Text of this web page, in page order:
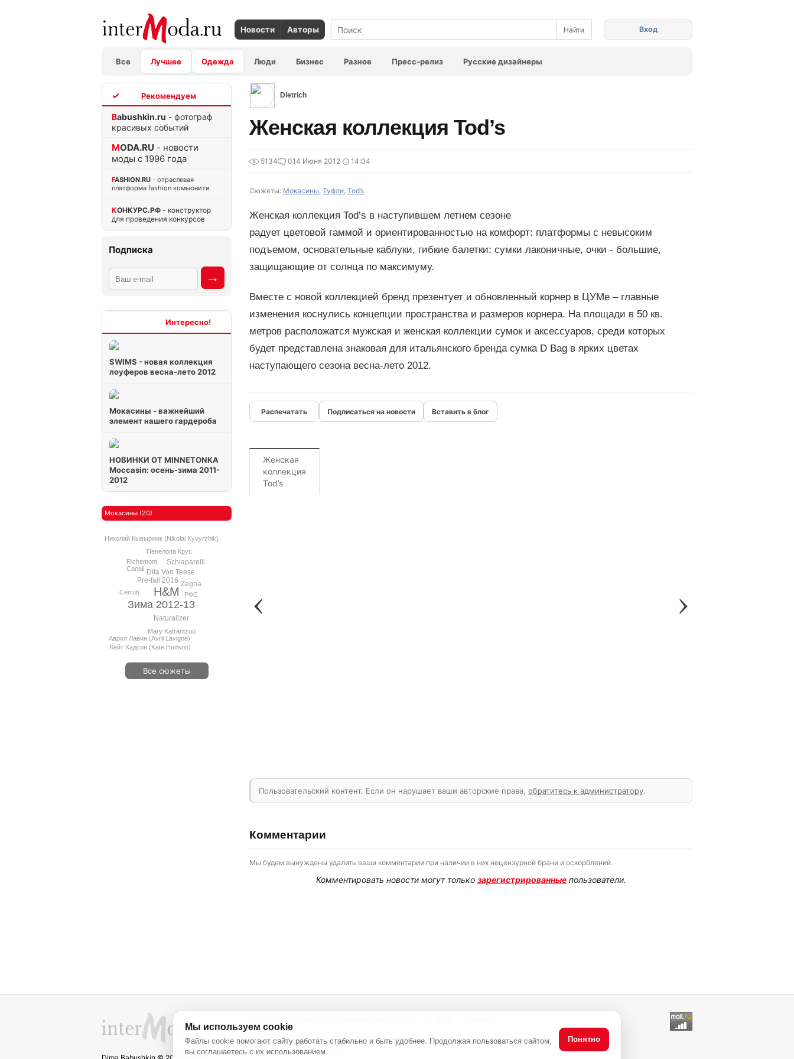
Новости Авторы
Все Лучшее Одежда Люди Бизнес Разное Пресс-релиз Русские дизайнеры
Вход
Babushkin.ru - фотограф
красивых событий
MODA.RU - новости
моды с 1996 года
FASHION.RU - отраслевая
платформа fashion комьюнити
КОНКУРС.РФ - конструктор
для проведения конкурсов
Подписка
SWIMS - новая коллекция
лоуферов весна-лето 2012
Мокасины - важнейший
элемент нашего гардероба
НОВИНКИ ОТ MINNETONKA
Moccasin: осень-зима 2011-
2012
Мокасины (20)
H&M
Зима 2012-13
Pre-fall 2016
Dita Von Teese
Zegna
Naturalizer
Schiaparelli
Mary Katrantzou
Cerruti
Пенелопа Крус
Николай Кывыржик (Nikolai Kyvyrzhik)
Canali
Кейт Хадсон (Kate Hudson)
Аврил Лавин (Avril Lavigne)
РФС
Richemont
Все сюжеты
Dietrich
Женская коллекция Tod’s
5134 014 Июня 2012 14:04
Сюжеты: Мокасины, Туфли, Tod’s
Женская коллекция Tod’s в наступившем летнем сезоне
радует цветовой гаммой и ориентированностью на комфорт: платформы с невысоким
подъемом, основательные каблуки, гибкие балетки; сумки лаконичные, очки - большие,
защищающие от солнца по максимуму.
Вместе с новой коллекцией бренд презентует и обновленный корнер в ЦУМе – главные
изменения коснулись концепции пространства и размеров корнера. На площади в 50 кв.
метров расположатся мужская и женская коллекции сумок и аксессуаров, среди которых
будет представлена знаковая для итальянского бренда сумка D Bag в ярких цветах
наступающего сезона весна-лето 2012.
Подписаться на новости Вставить в блог
Женская
коллекция
Tod’s
Пользовательский контент. Если он нарушает ваши авторские права, обратитесь к администратору.
Комментарии
Мы будем вынуждены удалить ваши комментарии при наличии в них нецензурной брани и оскорблений.
Комментировать новости могут только зарегистрированныепользователи.
Электронное СМИ рег. № 77-4978. Перепечатка текстов - только с активной
ссылкой на источник
Мы используем cookie
Файлы cookie помогают сайту работать стабильно и быть удобнее. Продолжая пользоваться сайтом,
вы соглашаетесь с их использованием.
Понятно